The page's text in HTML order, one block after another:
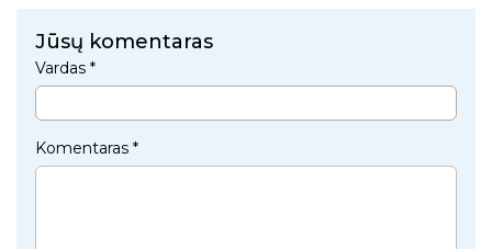
Jūsų komentaras
Vardas *
Komentaras *